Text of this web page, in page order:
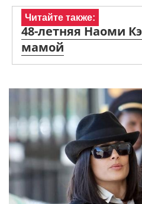
Читайте также:
48-летняя Наоми
мамой